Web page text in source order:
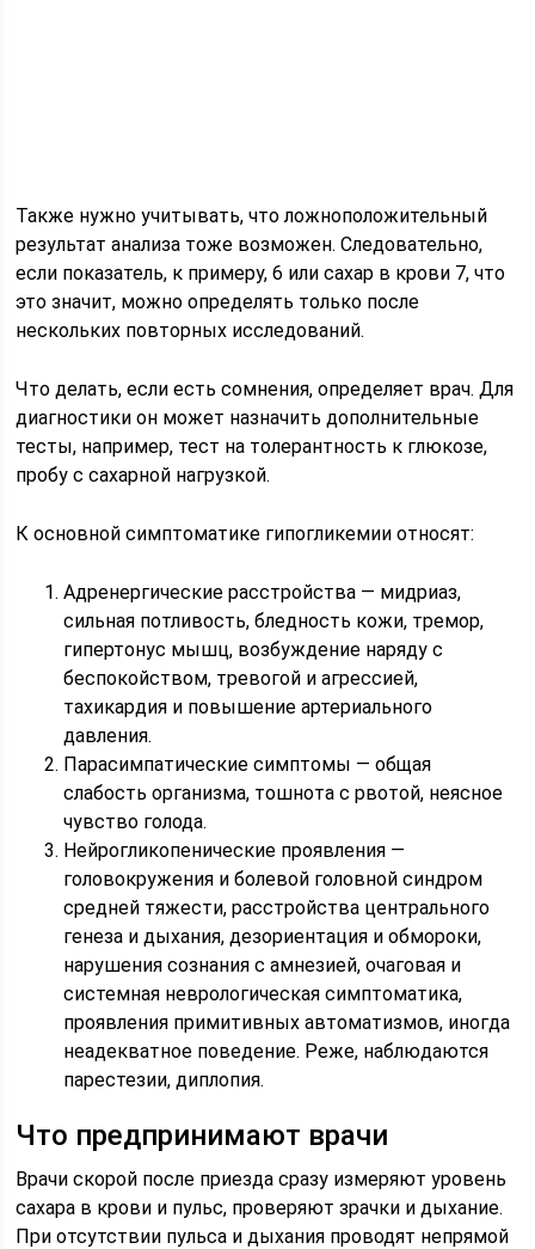
Также нужно учитывать, что ложноположительный
результат анализа тоже возможен. Следовательно,
если показатель, к примеру, 6 или сахар в крови 7, что
это значит, можно определять только после
нескольких повторных исследований.
Что делать, если есть сомнения, определяет врач. Для
диагностики он может назначить дополнительные
тесты, например, тест на толерантность к глюкозе,
пробу с сахарной нагрузкой.
К основной симптоматике гипогликемии относят:
Адренергические расстройства — мидриаз,
сильная потливость, бледность кожи, тремор,
гипертонус мышц, возбуждение наряду с
беспокойством, тревогой и агрессией,
тахикардия и повышение артериального
давления.
Парасимпатические симптомы — общая
слабость организма, тошнота с рвотой, неясное
чувство голода.
Нейрогликопенические проявления —
головокружения и болевой головной синдром
средней тяжести, расстройства центрального
генеза и дыхания, дезориентация и обмороки,
нарушения сознания с амнезией, очаговая и
системная неврологическая симптоматика,
проявления примитивных автоматизмов, иногда
неадекватное поведение. Реже, наблюдаются
парестезии, диплопия.
Что предпринимают врачи
Врачи скорой после приезда сразу измеряют уровень
сахара в крови и пульс, проверяют зрачки и дыхание.
При отсутствии пульса и дыхания проводят непрямой